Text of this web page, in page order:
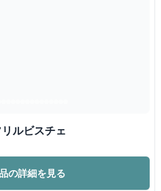
ルビスチェ
の詳細を見る